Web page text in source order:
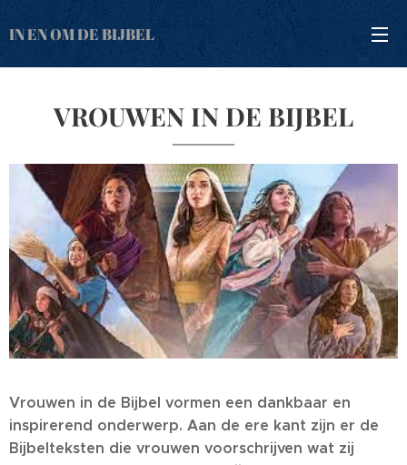
IN EN OM DE BIJBEL
VROUWEN IN DE BIJBEL
Vrouwen in de Bijbel vormen een dankbaar en
inspirerend onderwerp. Aan de ere kant zijn er de
Bijbelteksten die vrouwen voorschrijven wat zij